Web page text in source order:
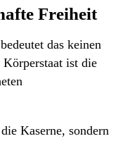
Freiheit
das keinen
ist die
Kaserne, sondern